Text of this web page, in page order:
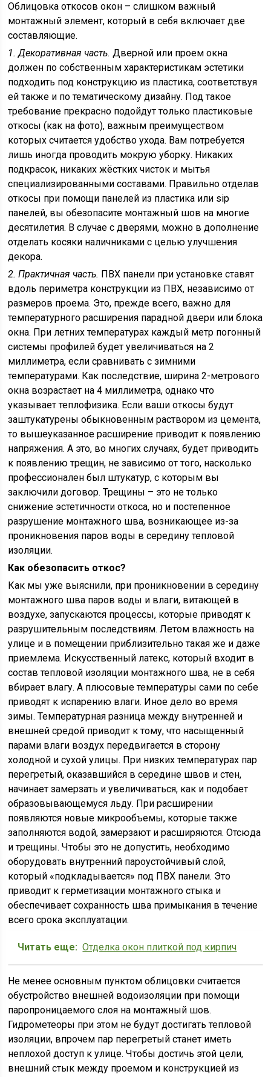
Облицовка откосов окон – слишком важный
монтажный элемент, который в себя включает две
составляющие.
1. Декоративная часть. Дверной или проем окна
должен по собственным характеристикам эстетики
подходить под конструкцию из пластика, соответствуя
ей также и по тематическому дизайну. Под такое
требование прекрасно подойдут только пластиковые
откосы (как на фото), важным преимуществом
которых считается удобство ухода. Вам потребуется
лишь иногда проводить мокрую уборку. Никаких
подкрасок, никаких жёстких чисток и мытья
специализированными составами. Правильно отделав
откосы при помощи панелей из пластика или sip
панелей, вы обезопасите монтажный шов на многие
десятилетия. В случае с дверями, можно в дополнение
отделать косяки наличниками с целью улучшения
декора.
2. Практичная часть. ПВХ панели при установке ставят
вдоль периметра конструкции из ПВХ, независимо от
размеров проема. Это, прежде всего, важно для
температурного расширения парадной двери или блока
окна. При летних температурах каждый метр погонный
системы профилей будет увеличиваться на 2
миллиметра, если сравнивать с зимними
температурами. Как последствие, ширина 2-метрового
окна возрастает на 4 миллиметра, однако что
указывает теплофизика. Если ваши откосы будут
заштукатурены обыкновенным раствором из цемента,
то вышеуказанное расширение приводит к появлению
напряжения. А это, во многих случаях, будет приводить
к появлению трещин, не зависимо от того, насколько
профессионален был штукатур, с которым вы
заключили договор. Трещины – это не только
снижение эстетичности откоса, но и постепенное
разрушение монтажного шва, возникающее из-за
проникновения паров воды в середину тепловой
изоляции.
Как обезопасить откос?
Как мы уже выяснили, при проникновении в середину
монтажного шва паров воды и влаги, витающей в
воздухе, запускаются процессы, которые приводят к
разрушительным последствиям. Летом влажность на
улице и в помещении приблизительно такая же и даже
приемлема. Искусственный латекс, который входит в
состав тепловой изоляции монтажного шва, не в себя
вбирает влагу. А плюсовые температуры сами по себе
приводят к испарению влаги. Иное дело во время
зимы. Температурная разница между внутренней и
внешней средой приводит к тому, что насыщенный
парами влаги воздух передвигается в сторону
холодной и сухой улицы. При низких температурах пар
перегретый, оказавшийся в середине швов и стен,
начинает замерзать и увеличиваться, как и подобает
образовывающемуся льду. При расширении
появляются новые микрообъемы, которые также
заполняются водой, замерзают и расширяются. Отсюда
и трещины. Чтобы это не допустить, необходимо
оборудовать внутренний пароустойчивый слой,
который «подкладывается» под ПВХ панели. Это
приводит к герметизации монтажного стыка и
обеспечивает сохранность шва примыкания в течение
всего срока эксплуатации.
Читать еще: Отделка окон плиткой под кирпич
Не менее основным пунктом облицовки считается
обустройство внешней водоизоляции при помощи
паропроницаемого слоя на монтажный шов.
Гидрометеоры при этом не будут достигать тепловой
изоляции, впрочем пар перегретый станет иметь
неплохой доступ к улице. Чтобы достичь этой цели,
внешний стык между проемом и конструкцией из